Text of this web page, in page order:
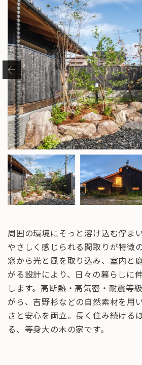
周囲の環境にそっと溶け込む佇ま
やさしく感じられる間取りが特徴
窓から光と風を取り込み、室内と
がる設計により、日々の暮らしに
します。高断熱・高気密・耐震等
がら、吉野杉などの自然素材を用
さと安心を両立。長く住み続ける
る、等身大の木の家です。